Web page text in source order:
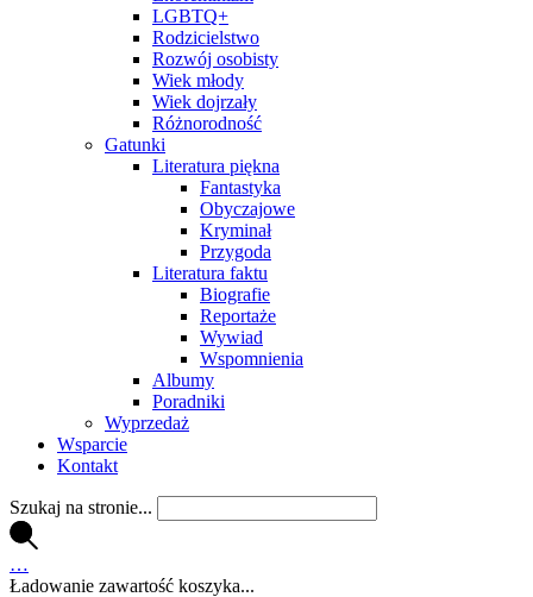
LGBTQ+
Rodzicielstwo
Rozwój osobisty
Wiek młody
Wiek dojrzały
Różnorodność
Gatunki
Literatura piękna
Fantastyka
Obyczajowe
Kryminał
Przygoda
Literatura faktu
Biografie
Reportaże
Wywiad
Wspomnienia
Albumy
Poradniki
Wyprzedaż
Wsparcie
Kontakt
Szukaj na stronie...
…
Ładowanie zawartość koszyka...